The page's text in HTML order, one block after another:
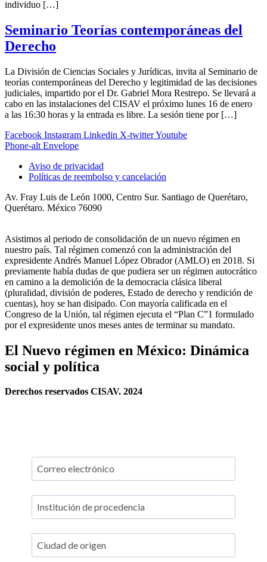
individuo […]
Seminario Teorías contemporáneas del
Derecho
La División de Ciencias Sociales y Jurídicas, invita al Seminario de
teorías contemporáneas del Derecho y legitimidad de las decisiones
judiciales, impartido por el Dr. Gabriel Mora Restrepo. Se llevará a
cabo en las instalaciones del CISAV el próximo lunes 16 de enero
a las 16:30 horas y la entrada es libre. La sesión tiene por […]
Facebook Instagram Linkedin X-twitterYoutube
Phone-alt Envelope
Aviso de privacidad
Políticas de reembolso y cancelación
Av. Fray Luis de León 1000, Centro Sur. Santiago de Querétaro,
Querétaro. México 76090
Asistimos al periodo de consolidación de un nuevo régimen en
nuestro país. Tal régimen comenzó con la administración del
expresidente Andrés Manuel López Obrador (AMLO) en 2018. Si
previamente había dudas de que pudiera ser un régimen autocrático
en camino a la demolición de la democracia clásica liberal
(pluralidad, división de poderes, Estado de derecho y rendición de
cuentas), hoy se han disipado. Con mayoría calificada en el
Congreso de la Unión, tal régimen ejecuta el “Plan C”1 formulado
por el expresidente unos meses antes de terminar su mandato.
El Nuevo régimen en México: Dinámica
social y política
Derechos reservados CISAV. 2024